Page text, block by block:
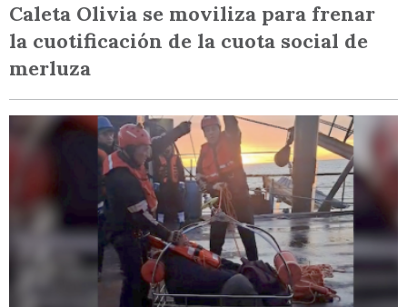
Caleta Olivia se moviliza para frenar
la cuotificación de la cuota social de
merluza